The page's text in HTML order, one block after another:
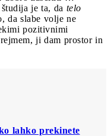
je ta, da telo
da slabe volje ne
pozitivnimi
ji dam prostor in
lahko prekinete